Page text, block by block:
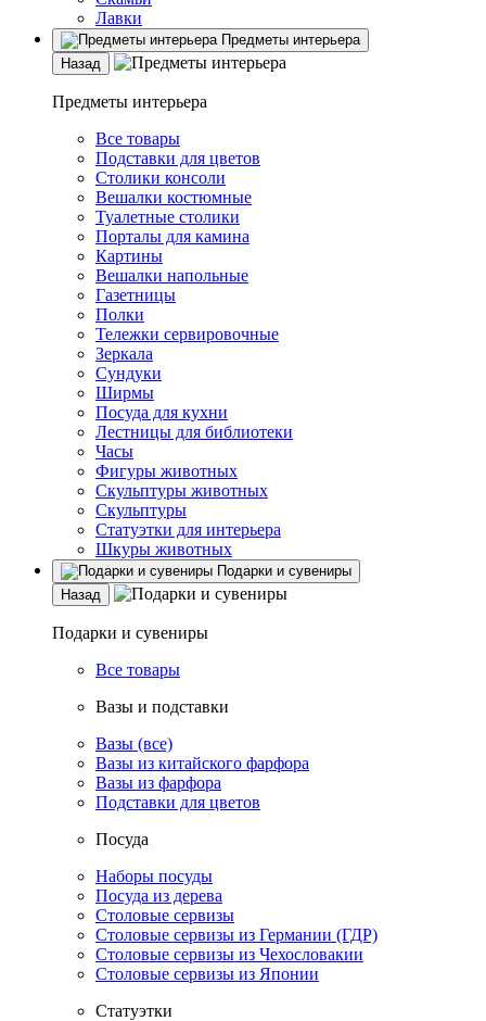
Лавки
Предметы интерьера
Назад
Предметы интерьера
Все товары
Подставки для цветов
Столики консоли
Вешалки костюмные
Туалетные столики
Порталы для камина
Картины
Вешалки напольные
Газетницы
Полки
Тележки сервировочные
Зеркала
Сундуки
Ширмы
Посуда для кухни
Лестницы для библиотеки
Часы
Фигуры животных
Скульптуры животных
Скульптуры
Статуэтки для интерьера
Шкуры животных
Подарки и сувениры
Назад
Подарки и сувениры
Все товары
Вазы и подставки
Вазы (все)
Вазы из китайского фарфора
Вазы из фарфора
Подставки для цветов
Посуда
Наборы посуды
Посуда из дерева
Столовые сервизы
Столовые сервизы из Германии (ГДР)
Столовые сервизы из Чехословакии
Столовые сервизы из Японии
Статуэтки